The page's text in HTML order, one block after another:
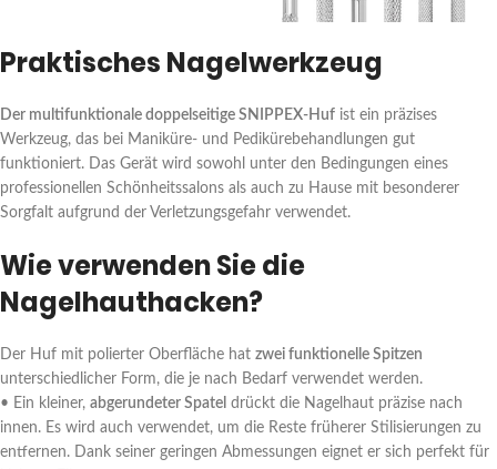
Praktisches Nagelwerkzeug
Der multifunktionale doppelseitige SNIPPEX-Huf ist ein präzises
Werkzeug, das bei Maniküre- und Pedikürebehandlungen gut
funktioniert. Das Gerät wird sowohl unter den Bedingungen eines
professionellen Schönheitssalons als auch zu Hause mit besonderer
Sorgfalt aufgrund der Verletzungsgefahr verwendet.
Wie verwenden Sie die
Nagelhauthacken?
Der Huf mit polierter Oberfläche hat zwei funktionelle Spitzen
unterschiedlicher Form, die je nach Bedarf verwendet werden.
• Ein kleiner, abgerundeter Spatel drückt die Nagelhaut präzise nach
innen. Es wird auch verwendet, um die Reste früherer Stilisierungen zu
entfernen. Dank seiner geringen Abmessungen eignet er sich perfekt für